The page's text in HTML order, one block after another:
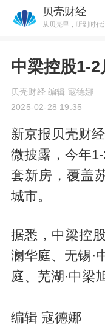
贝壳财经
从贝壳里，听到时代
中梁控股1-
贝壳财经 编辑 寇德娜
2025-02-28 19:35
新京报贝壳财
微披露，今年
套新房，覆盖
城市。
据悉，中梁控
澜华庭、无锡·
庭、芜湖·中梁
编辑 寇德娜